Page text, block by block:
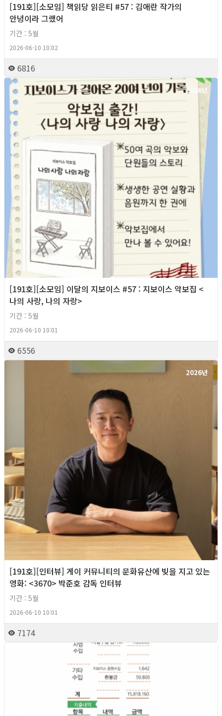
[191호][소모임] 책읽당 읽은티 #57 : 김애란 작가의
안녕이라 그랬어
기간 : 5월
2026-06-10 10:02
6816
2026년
[191호][소모임] 이달의 지보이스 #57 : 지보이스 악보집 <
나의 사랑, 나의 자랑>
기간 : 5월
2026-06-10 10:01
6556
2026년
[191호][인터뷰] 게이 커뮤니티의 문화유산에 빚을 지고 있는
영화: <3670> 박준호 감독 인터뷰
기간 : 5월
2026-06-10 10:01
7174